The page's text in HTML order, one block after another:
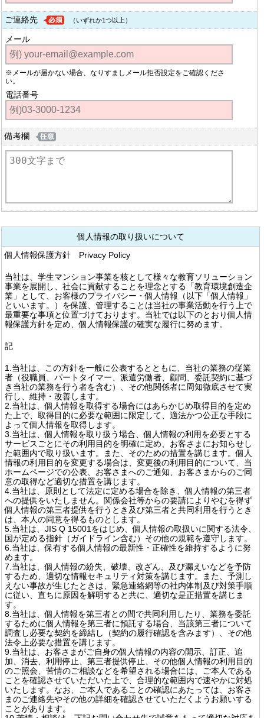
ご連絡先 （いずれか1つ以上）
メール
※メールが届かない場合、なりすましメール拒否設定をご確認くださ
い。
電話番号
備考欄
個人情報の取り扱いについて
個人情報保護方針 Privacy Policy
当社は、学生マンション事業を核として様々な教育ソリューション
事業を展開し、社会に貢献することを理念とする「教育環境創造企
業」として、お客様のプライバシー・個人情報（以下「個人情報」
といいます。）を保護、管理することは当社の事業活動を行う上で
最重要な事項と位置づけております。当社では以下のとおり個人情
報保護方針を定め、個人情報保護の確実な履行に努めます。
記
1.当社は、この方針を一般に公表するとともに、当社の業務の従業
者（役職員、パートタイマー、派遣労働者、顧問、委託契約に基づ
き当社の業務を行う者を含む）、その他関係者に周知徹底させて実
行し、維持・改善します。
2.当社は、個人情報を取得する場合にはあらかじめ取得目的を定め
た上で、取得目的に必要な範囲に限定して、適法かつ公正な手段に
よって個人情報を取得します。
3.当社は、個人情報を取り扱う場合、個人情報の利用を必要とする
サービスごとにその利用目的を明確に定め、お客さまにお知らせし
た範囲内で取り扱います。また、そのための措置を講じます。個人
情報の利用目的を変更する場合は、変更後の利用目的について、当
ホームページでの公表、お客さまへのご通知、お客さまからのご同
意の取得など適切な措置を講じます。
4.当社は、原則として法定に定める場合を除き、個人情報の第三者
への提供をいたしません。関係会社等からの要請によりやむを得ず
個人情報の第三者提供を行うとき及び第三者と共同利用を行うとき
は、本人の同意を得るものとします。
5.当社は、JIS Q 15001をはじめ、個人情報の取扱いに関する法令、
国が定める指針（ガイドライン含む）その他の規範を遵守します。
6.当社は、保有する個人情報の最新性・正確性を維持するように努
めます。
7.当社は、個人情報の紛失、破壊、改ざん、及び漏えいなどを予防
するため、適切な情報セキュリティ対策を講じます。また、予測し
えない事故が生じたときは、緊急連絡網等の社内体制及び対策手順
に従い、直ちに原因を解明すると共に、適切な是正措置を講じま
す。
8.当社は、個人情報を第三者との間で共同利用したり、業務を委託
するために個人情報を第三者に預託する場合、当該第三者について
調査し必要な契約を締結し（契約の履行確認を含みます）、その他
法令上必要な措置を講じます。
9.当社は、お客さまがご自身の個人情報の内容の開示、訂正、追
加、消去、利用停止、第三者提供停止、その他個人情報の利用目的
のご照会、苦情のご相談などを希望される場合には、ご本人である
ことを確認させていただいた上で、合理的な範囲内で速やかに対処
いたします。なお、ご本人であることの確認にあたっては、お客さ
まのご連絡先やその他の詳細を確認させていただくようお願いする
ことがあります。